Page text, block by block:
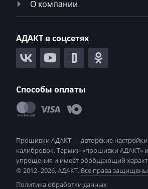
Magni
Mahindra
MAN
Maserati
MasseyFerguson
Mazda
McCloskey
О компании
АДАКТ в соцсетях
Способы оплаты
© 2012–2026, АДАКТ. Все права защищены
Политика обработки данных